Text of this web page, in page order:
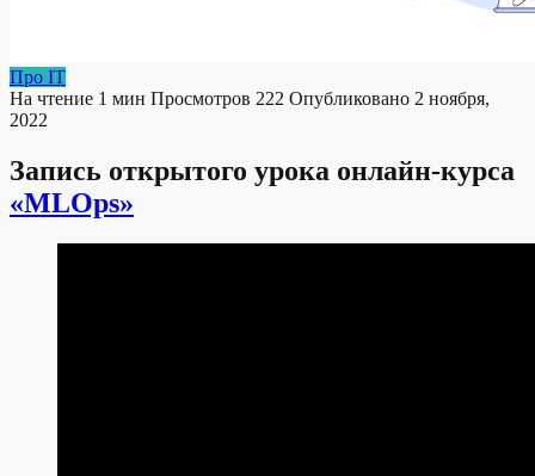
Про IT
На чтение 1 мин Просмотров 222 Опубликовано 2 ноября,
2022
Запись открытого урока онлайн-курса
«MLOps»